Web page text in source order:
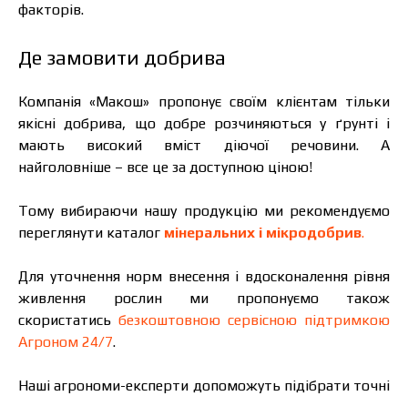
факторів.
Де замовити добрива
Компанія «Макош» пропонує своїм клієнтам тільки
якісні добрива, що добре розчиняються у ґрунті і
мають високий вміст діючої речовини. А
найголовніше – все це за доступною ціною!
Тому вибираючи нашу продукцію ми рекомендуємо
переглянути каталог мінеральних і мікродобрив.
Для уточнення норм внесення і вдосконалення рівня
живлення рослин ми пропонуємо також
скористатись безкоштовною сервісною підтримкою
Агроном 24/7.
Наші агрономи-експерти допоможуть підібрати точні